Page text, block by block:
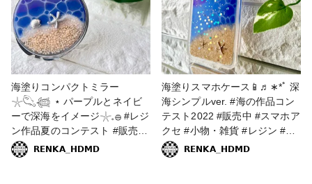
ジン #スマホケース #iphone14
#iphone14pro #レジン雑貨 #レ
ジンエキスパート講座認定講師
#パープル #ネイビー #紫 #パ
ープルネイビー #深海 #深海カ
ラー #冬の海 #キラキラ #星の
砂 #亀 #ホヌ #イルカ #パーム
ツリー #ヤシの木 #イニシャル
#イニシャル入り #オーダー品
海塗りコンパクトミラー
𓇼𓆡𓆉 ⋆ パープルとネイビ
ーで深海をイメージ𓇼𓈒𓐍 #レジ
ン作品夏のコンテスト #販売中
#小物・雑貨 #海 #海塗り #海
塗りコンパクトミラー #コンパ
𝗥𝗘𝗡𝗞𝗔_𝗛𝗗𝗠𝗗
海塗りスマホケース📱♬∗*ﾟ 深
海シンプルver. #海の作品コン
テスト2022 #販売中 #スマホア
クセ #小物・雑貨 #レジン #深
海 #海塗り #青 #ブルー #紫 #
パープル #スマホケース #レジ
𝗥𝗘𝗡𝗞𝗔_𝗛𝗗𝗠𝗗